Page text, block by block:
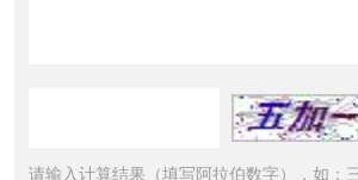
请输入计算结果（填写阿拉伯数字），如：